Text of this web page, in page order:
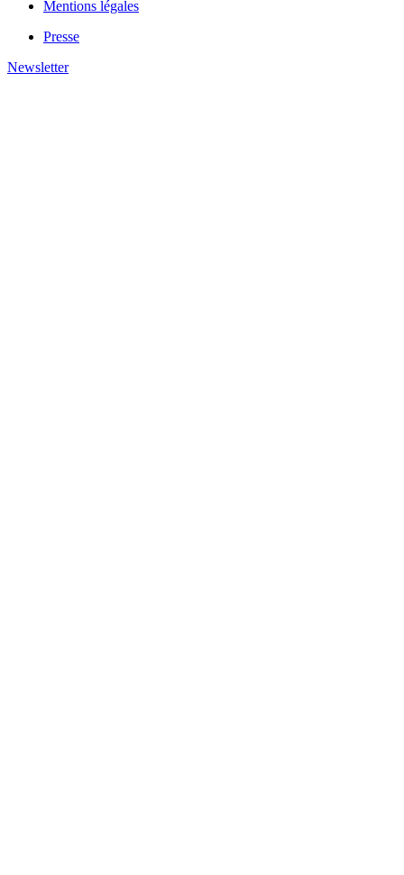
Mentions légales
Presse
Newsletter